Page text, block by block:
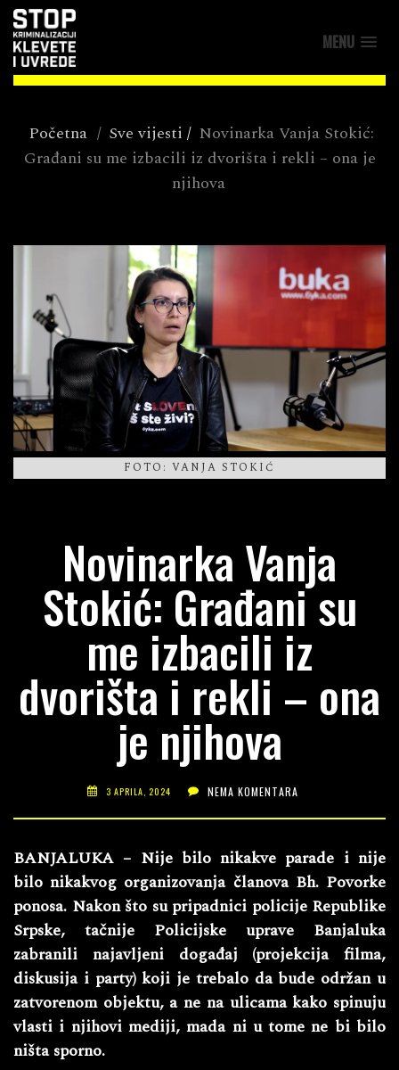
MENU
Početna / Sve vijesti / Novinarka Vanja Stokić:
Građani su me izbacili iz dvorišta i rekli – ona je
njihova
FOTO: VANJA STOKIĆ
Novinarka Vanja
Stokić: Građani su
me izbacili iz
dvorišta i rekli – ona
je njihova
3 APRILA, 2024 NEMA KOMENTARA
BANJALUKA – Nije bilo nikakve parade i nije
bilo nikakvog organizovanja članova Bh. Povorke
ponosa. Nakon što su pripadnici policije Republike
Srpske, tačnije Policijske uprave Banjaluka
zabranili najavljeni događaj (projekcija filma,
diskusija i party) koji je trebalo da bude održan u
zatvorenom objektu, a ne na ulicama kako spinuju
vlasti i njihovi mediji, mada ni u tome ne bi bilo
ništa sporno.